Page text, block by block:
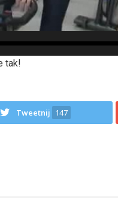
tak!
Tweetnij 147